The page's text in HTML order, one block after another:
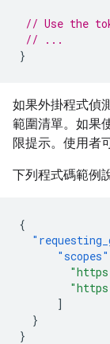
// Use the
// ...
}
如果外掛程式偵
範圍清單。如果
限提示。使用者
下列程式碼範例
{
"scopes"
]
}
}